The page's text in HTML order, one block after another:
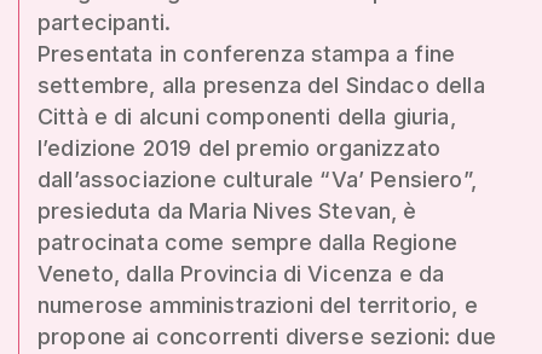
partecipanti.
Presentata in conferenza stampa a fine
settembre, alla presenza del Sindaco della
Città e di alcuni componenti della giuria,
l’edizione 2019 del premio organizzato
dall’associazione culturale “Va’ Pensiero”,
presieduta da Maria Nives Stevan, è
patrocinata come sempre dalla Regione
Veneto, dalla Provincia di Vicenza e da
numerose amministrazioni del territorio, e
propone ai concorrenti diverse sezioni: due